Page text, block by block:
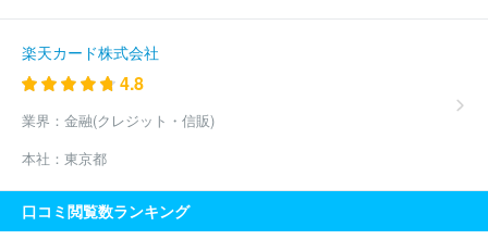
楽天カード株式会社
4.8
業界： 金融(クレジット・信販)
本社： 東京都
口コミ閲覧数ランキング